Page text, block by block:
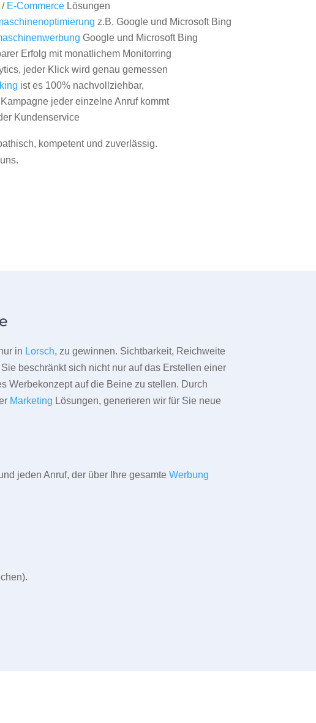
E-CommerceLösungen
z.B. Google und Microsoft Bing
Google und Microsoft Bing
Erfolg mit monatlichem Monitorring
jeder Klick wird genau gemessen
ist es 100% nachvollziehbar,
jeder einzelne Anruf kommt
Kundenservice
kompetent und zuverlässig.
in Lorsch, zu gewinnen. Sichtbarkeit, Reichweite
beschränkt sich nicht nur auf das Erstellen einer
Werbekonzept auf die Beine zu stellen. Durch
Marketing Lösungen, generieren wir für Sie neue
jeden Anruf, der über Ihre gesamteWerbung